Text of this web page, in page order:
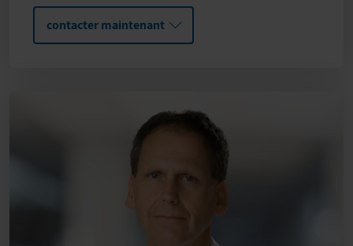
contacter maintenant